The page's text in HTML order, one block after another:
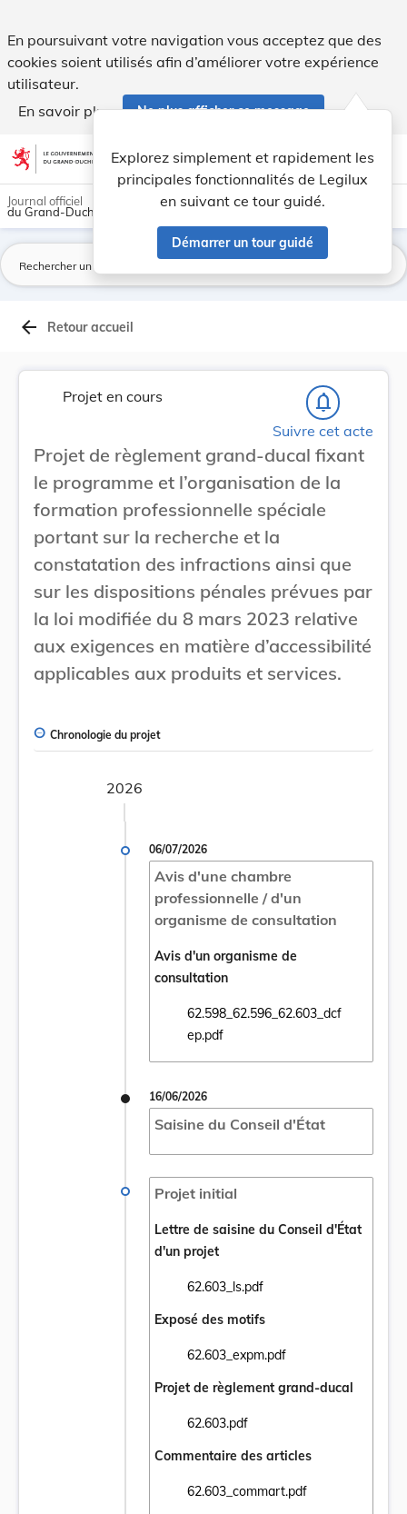
En poursuivant votre navigation vous acceptez que des
cookies soient utilisés afin d’améliorer votre expérience
utilisateur.
En savoir plus
Ne plus afficher ce message
Aller au contenu account_circle help Aide
Explorez simplement et rapidement les
principales fonctionnalités de Legilux
en suivant ce tour guidé.
Démarrer un tour guidé
light_mode dark_mode
Journal officiel
du Grand-Duché de Luxembourg
arrow_back Retour accueil
Projet en cours notifications_none
Suivre cet acte
Projet de règlement grand-ducal fixant
le programme et l’organisation de la
formation professionnelle spéciale
portant sur la recherche et la
constatation des infractions ainsi que
sur les dispositions pénales prévues par
la loi modifiée du 8 mars 2023 relative
aux exigences en matière d’accessibilité
applicables aux produits et services.
Chronologie du projet
2026
06/07/2026
Avis d'une chambre
professionnelle / d'un
organisme de consultation
Avis d'un organisme de
consultation
62.598_62.596_62.603_dcf
ep.pdf
Ouvrir le document
16/06/2026
Saisine du Conseil d'État
Projet initial
Lettre de saisine du Conseil d'État
d'un projet
62.603_ls.pdf
Ouvrir le document 62.603_ls.pdf dans un
Exposé des motifs
62.603_expm.pdf
Ouvrir le document 62.603_expm.pdf
Projet de règlement grand-ducal
62.603.pdf
Ouvrir le document 62.603.pdf dans un
Commentaire des articles
62.603_commart.pdf
Ouvrir le document 62.603_commart.pdf